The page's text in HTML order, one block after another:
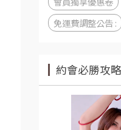
免運費調整公告 :
約會必勝攻略